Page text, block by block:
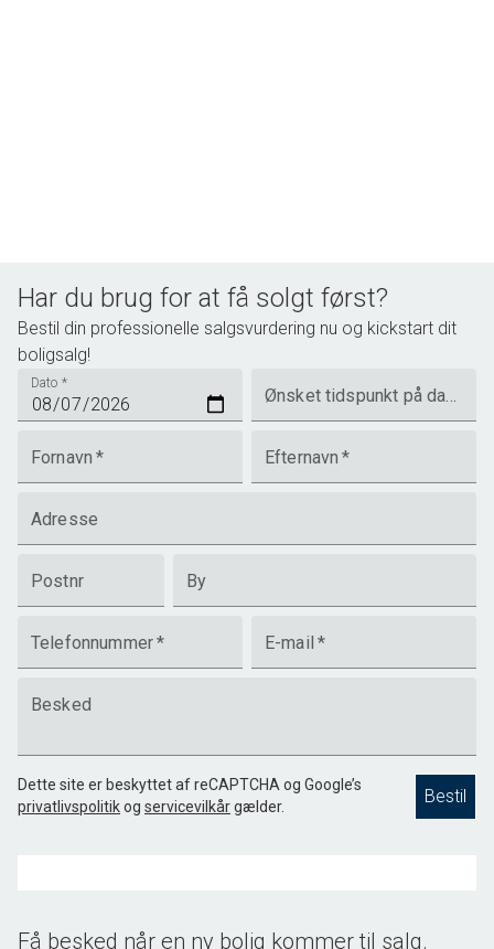
Har du brug for at få solgt først?
Bestil din professionelle salgsvurdering nu og kickstart dit
boligsalg!
Dato *
Ønsket tidspunkt på dagen
Fornavn * Efternavn *
Adresse
Postnr By
Telefonnummer* E-mail *
Besked
Dette site er beskyttet af reCAPTCHA og Google’s
privatlivspolitikog servicevilkårgælder. Bestil
Få besked når en ny bolig kommer til salg.